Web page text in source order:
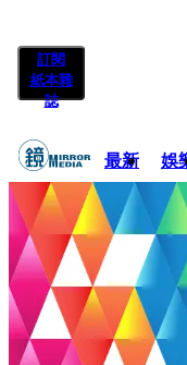
訂閱
紙本雜
誌
最新 娛